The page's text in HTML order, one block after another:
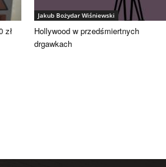
zł
Jakub Bożydar Wiśniewski
Hollywood w przedśmiertnych
drgawkach